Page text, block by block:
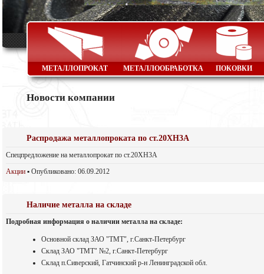
МЕТАЛЛОПРОКАТ МЕТАЛЛООБРАБОТКА ПОКОВКИ
Новости компании
Распродажа металлопроката по ст.20ХН3А
Спецпредложение на металлопрокат по ст.20ХН3А
Акции ▪ Опубликовано: 06.09.2012
Наличие металла на складе
Подробная информация о наличии металла на складе:
Основной склад ЗАО "ТМТ", г.Санкт-Петербург
Склад ЗАО "ТМТ" №2, г.Санкт-Петербург
Склад п.Сиверский, Гатчинский р-н Ленинградской обл.